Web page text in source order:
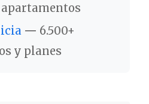
— 6.500+
y planes